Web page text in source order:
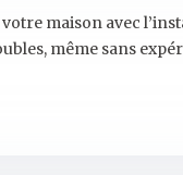
maison avec
même sans